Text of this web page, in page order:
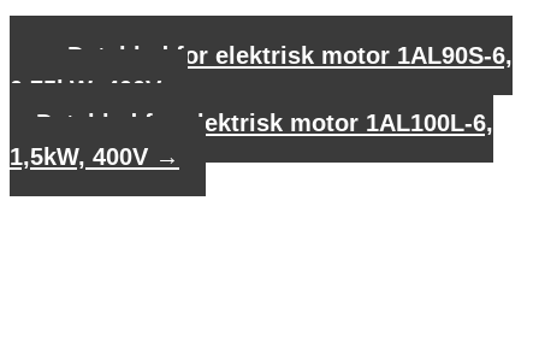
Datablad for elektrisk motor 1AL90S-6,
0,75kW, 400V
Datablad for elektrisk motor 1AL100L-6,
1,5kW, 400V →